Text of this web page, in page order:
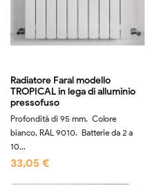
Radiatore Faral modello
TROPICAL in lega di alluminio
pressofuso
Profondità di 95 mm. Colore
bianco, RAL 9010. Batterie da 2 a
10...
33,05 €